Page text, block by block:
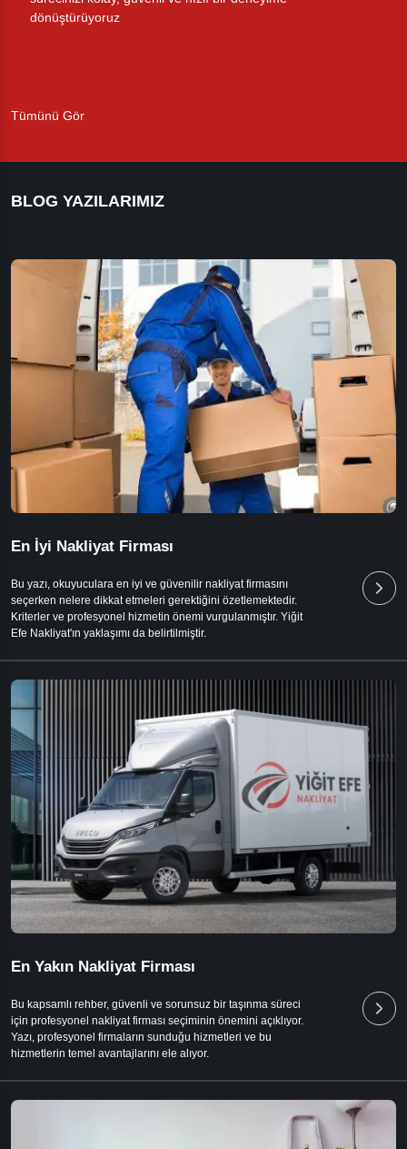
dönüştürüyoruz
Tümünü Gör
BLOG YAZILARIMIZ
En İyi Nakliyat Firması
Bu yazı, okuyuculara en iyi ve güvenilir nakliyat firmasını
seçerken nelere dikkat etmeleri gerektiğini özetlemektedir.
Kriterler ve profesyonel hizmetin önemi vurgulanmıştır. Yiğit
Efe Nakliyat'ın yaklaşımı da belirtilmiştir.
En Yakın Nakliyat Firması
Bu kapsamlı rehber, güvenli ve sorunsuz bir taşınma süreci
için profesyonel nakliyat firması seçiminin önemini açıklıyor.
Yazı, profesyonel firmaların sunduğu hizmetleri ve bu
hizmetlerin temel avantajlarını ele alıyor.